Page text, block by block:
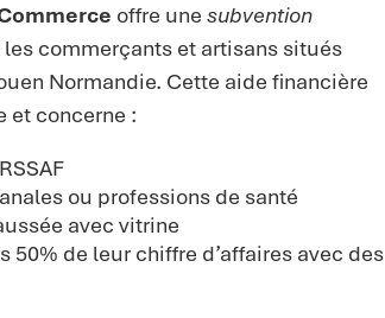
offre une subvention
commerçants et artisans situés
Normandie. Cette aide financière
et concerne :
ou professions de santé
avec vitrine
50% de leur chiffre d’affaires avec des